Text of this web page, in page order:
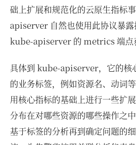
础上扩展和规范化的云原生指标
apiserver 自然也使用此协议暴
kube-apiserver 的 metrics 端点
具体到 kube-apiserver，它的核
的业务标签，例如资源名、动词
用核心指标的基础上进行一些扩
分布在对哪些资源的哪些操作之
基于标签的分析再到确定问题的